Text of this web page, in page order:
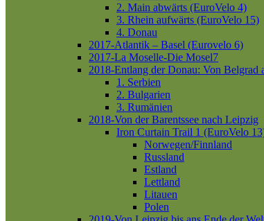
2. Main abwärts (EuroVelo 4)
3. Rhein aufwärts (EuroVelo 15)
4. Donau
2017-Atlantik – Basel (Eurovelo 6)
2017-La Moselle-Die Mosel7
2018-Entlang der Donau: Von Belgrad
1. Serbien
2. Bulgarien
3. Rumänien
2018-Von der Barentssee nach Leipzig
Iron Curtain Trail 1 (EuroVelo
Norwegen/Finnland
Russland
Estland
Lettland
Litauen
Polen